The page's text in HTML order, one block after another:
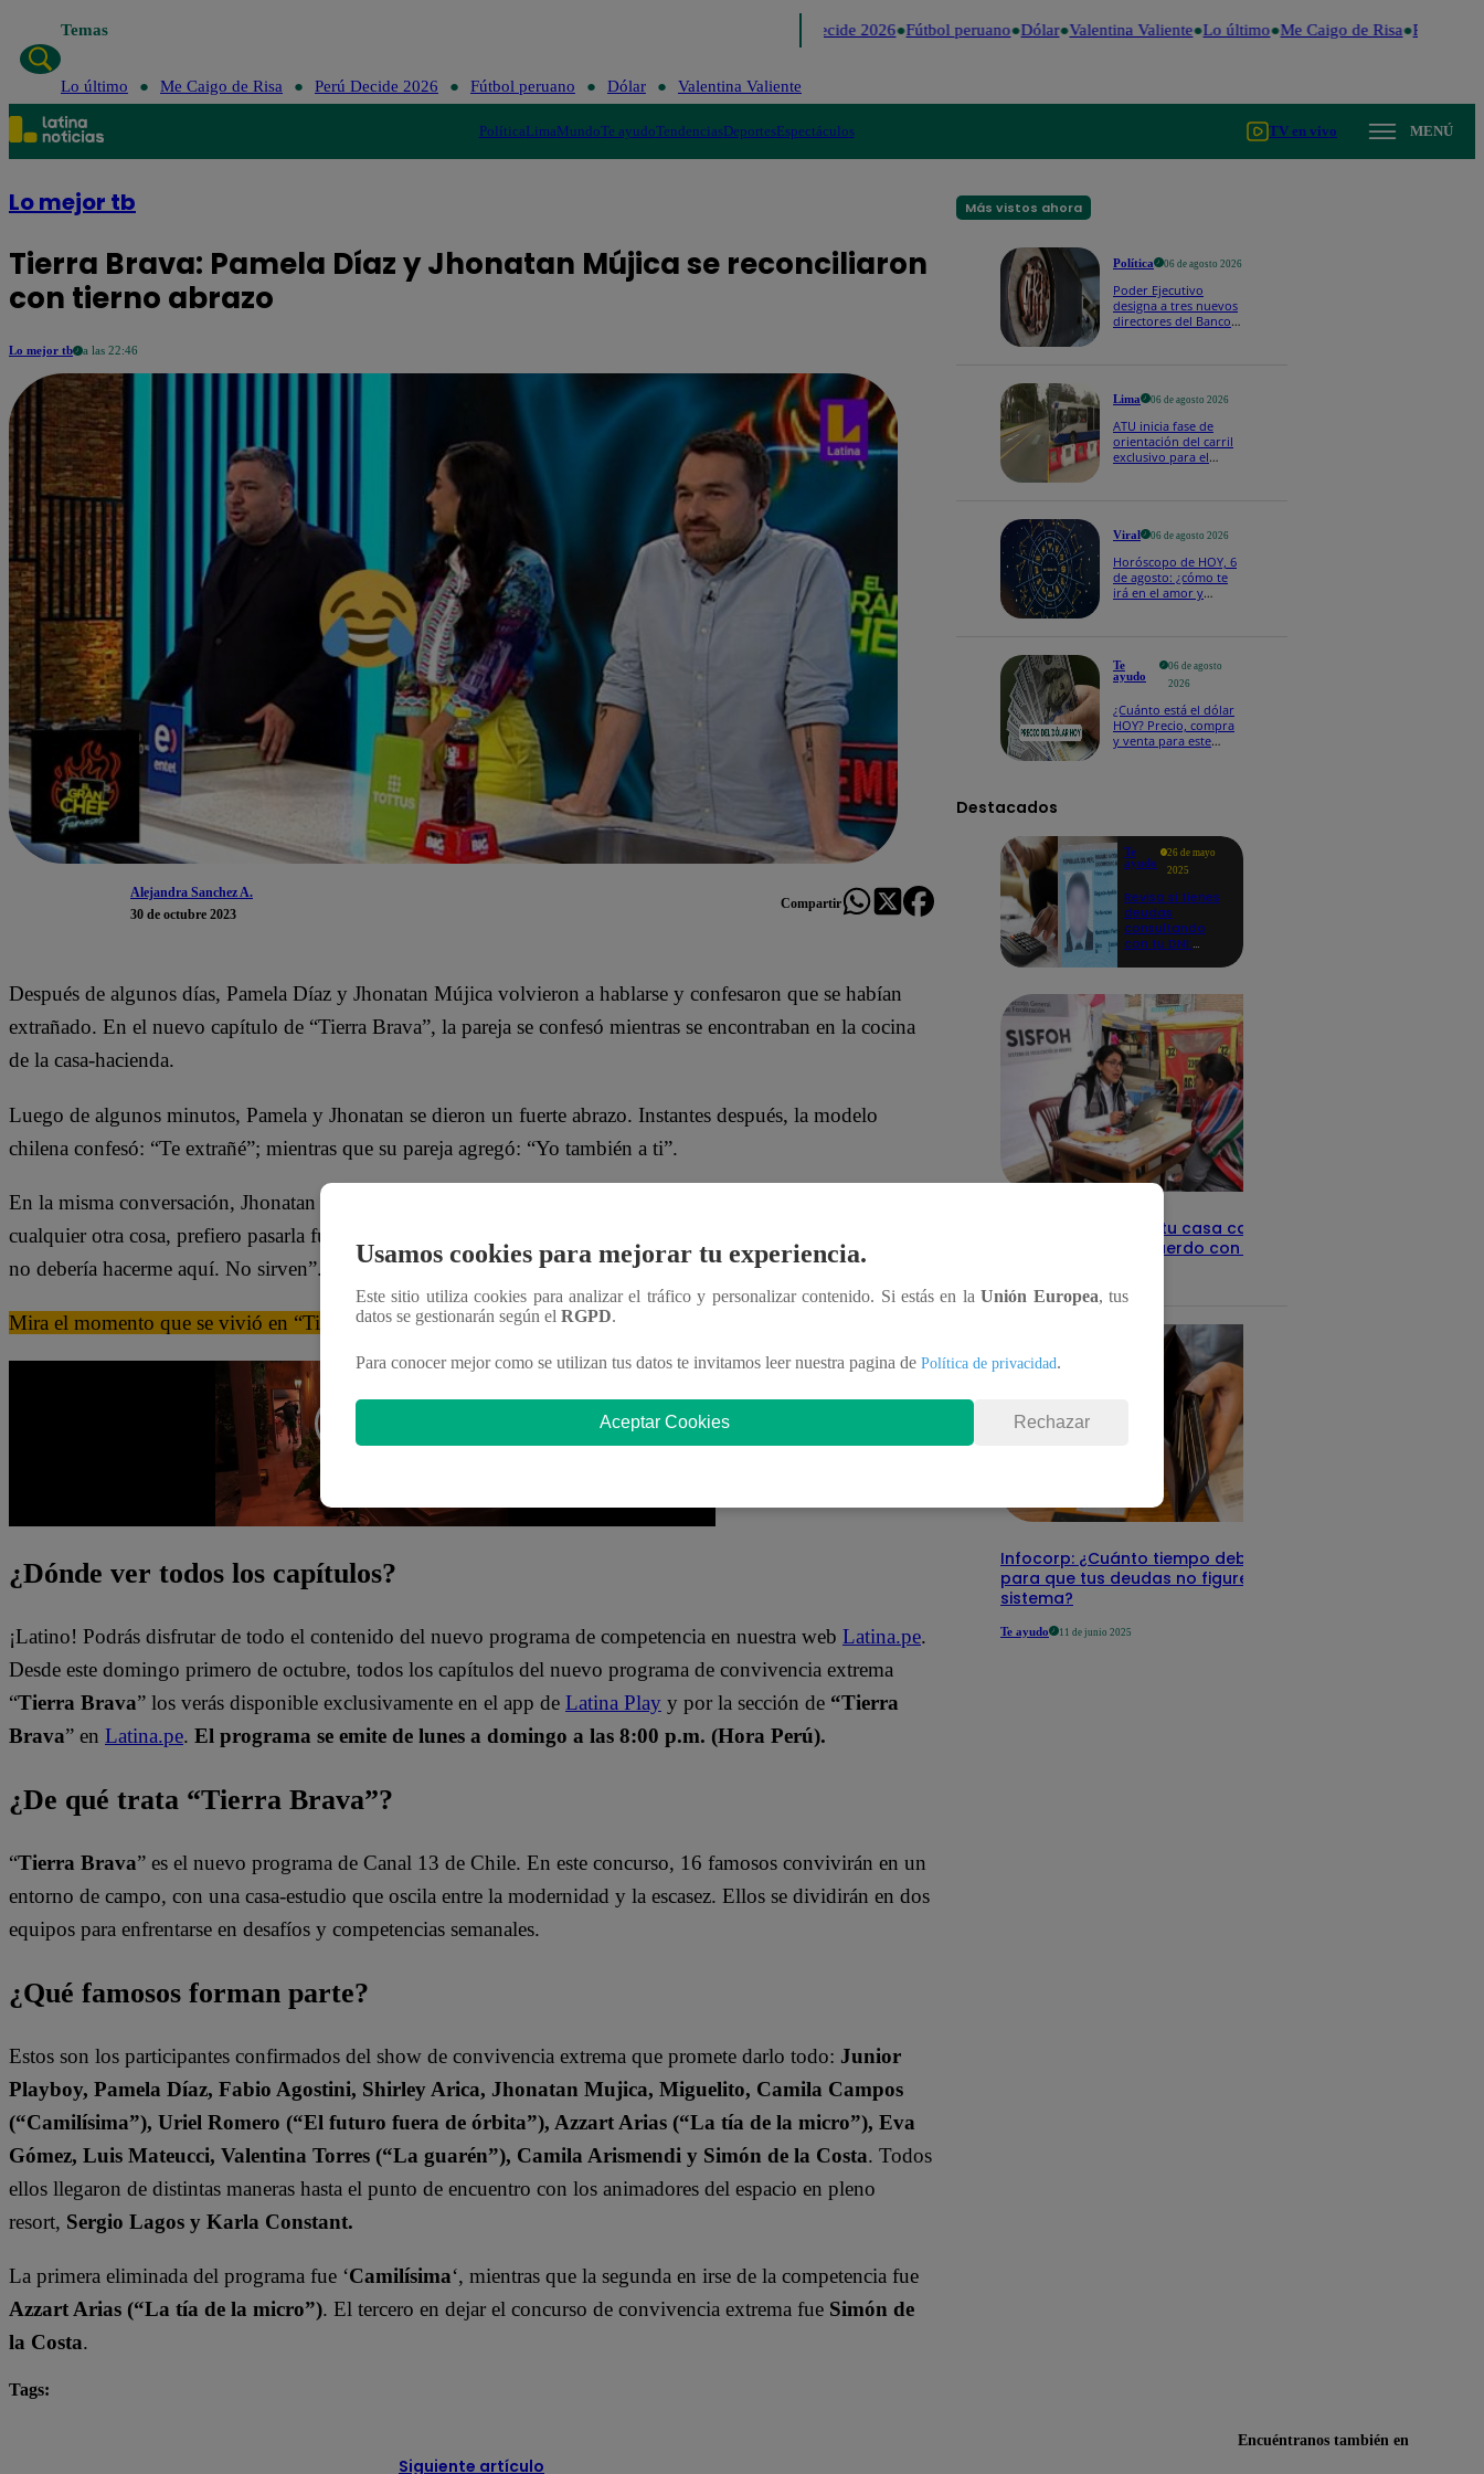
Temas Perú Decide 2026 Fútbol peruano Dólar Valentina Valiente Lo último Me Caigo de Risa Perú
Lo último Me Caigo de Risa Perú Decide 2026 Fútbol peruano Dólar Valentina Valiente
PolíticaLimaMundoTe ayudoTendenciasDeportesEspectáculos TV en vivo MENÚ
Lo mejor tb
Tierra Brava: Pamela Díaz y Jhonatan Mújica se reconciliaron
con tierno abrazo
Lo mejor tb a las 22:46
Alejandra Sanchez A.
30 de octubre 2023
Compartir
Después de algunos días, Pamela Díaz y Jhonatan Mújica volvieron a hablarse y confesaron que se habían
extrañado. En el nuevo capítulo de “Tierra Brava”, la pareja se confesó mientras se encontraban en la cocina
de la casa-hacienda.
Luego de algunos minutos, Pamela y Jhonatan se dieron un fuerte abrazo. Instantes después, la modelo
chilena confesó: “Te extrañé”; mientras que su pareja agregó: “Yo también a ti”.
En la misma conversación, Jhonatan Mújica aseguró: “Ese juego no me está gustando, entonces prefiero
cualquier otra cosa, prefiero pasarla fuera de aquí. No sé, no me preocupo, ni me hago rollo de tonteras que
no debería hacerme aquí. No sirven”.
Mira el momento que se vivió en “Tierra Brava” dándole clic al video:
¿Dónde ver todos los capítulos?
¡Latino! Podrás disfrutar de todo el contenido del nuevo programa de competencia en nuestra web Latina.pe.
Desde este domingo primero de octubre, todos los capítulos del nuevo programa de convivencia extrema
“Tierra Brava” los verás disponible exclusivamente en el app de Latina Play y por la sección de “Tierra
Brava” en Latina.pe. El programa se emite de lunes a domingo a las 8:00 p.m. (Hora Perú).
¿De qué trata “Tierra Brava”?
“Tierra Brava” es el nuevo programa de Canal 13 de Chile. En este concurso, 16 famosos convivirán en un
entorno de campo, con una casa-estudio que oscila entre la modernidad y la escasez. Ellos se dividirán en dos
equipos para enfrentarse en desafíos y competencias semanales.
¿Qué famosos forman parte?
Estos son los participantes confirmados del show de convivencia extrema que promete darlo todo: Junior
Playboy, Pamela Díaz, Fabio Agostini, Shirley Arica, Jhonatan Mujica, Miguelito, Camila Campos
(“Camilísima”), Uriel Romero (“El futuro fuera de órbita”), Azzart Arias (“La tía de la micro”), Eva
Gómez, Luis Mateucci, Valentina Torres (“La guarén”), Camila Arismendi y Simón de la Costa. Todos
ellos llegaron de distintas maneras hasta el punto de encuentro con los animadores del espacio en pleno
resort, Sergio Lagos y Karla Constant.
La primera eliminada del programa fue ‘Camilísima‘, mientras que la segunda en irse de la competencia fue
Azzart Arias (“La tía de la micro”). El tercero en dejar el concurso de convivencia extrema fue Simón de
la Costa.
Tags:
Siguiente artículo
Más vistos ahora
Política 06 de agosto 2026
Poder Ejecutivo
designa a tres nuevos
directores del Banco
Lima 06 de agosto 2026
ATU inicia fase de
orientación del carril
exclusivo para el
Viral 06 de agosto 2026
Horóscopo de HOY, 6
de agosto: ¿cómo te
irá en el amor y
Te
ayudo
06 de agosto
2026
¿Cuánto está el dólar
HOY? Precio, compra
y venta para este
Destacados
Te
ayudo
26 de mayo
2025
Revisa si tienes
deudas
consultando
con tu DNI:
Revisa con tu DNI si tu casa califica
como pobre, de acuerdo con el Sisfoh
Infocorp: ¿Cuánto tiempo debe pasar
para que tus deudas no figuren en su
sistema?
Te ayudo 11 de junio 2025
Usamos cookies para mejorar tu experiencia.
Este sitio utiliza cookies para analizar el tráfico y personalizar contenido. Si estás en laUnión Europea, tus
datos se gestionarán según el RGPD.
Para conocer mejor como se utilizan tus datos te invitamos leer nuestra pagina de Política de privacidad.
Aceptar Cookies Rechazar
Encuéntranos también en